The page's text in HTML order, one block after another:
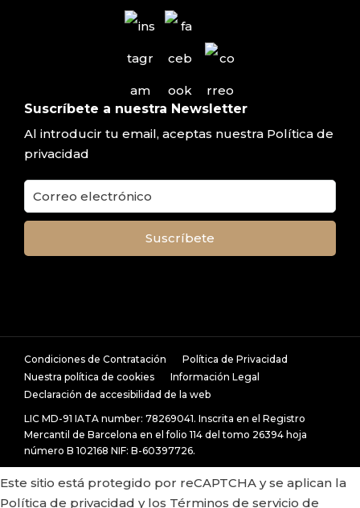
Suscríbete a nuestra Newsletter
Al introducir tu email, aceptas nuestra Política de
privacidad
Condiciones de Contratación
Política de Privacidad
Nuestra política de cookies
Información Legal
Declaración de accesibilidad de la web
LIC MD-91 IATA number: 78269041. Inscrita en el Registro
Mercantil de Barcelona en el folio 114 del tomo 26394 hoja
número B 102168 NIF: B-60397726.
Este sitio está protegido por reCAPTCHA y se aplican la
Política de privacidad y los Términos de servicio de